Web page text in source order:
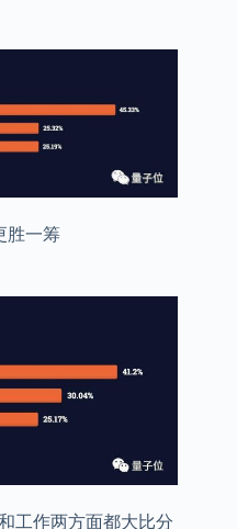
胜一筹
工作两方面都大比分